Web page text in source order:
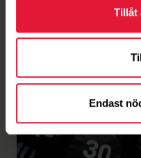
Tillåt
Endast